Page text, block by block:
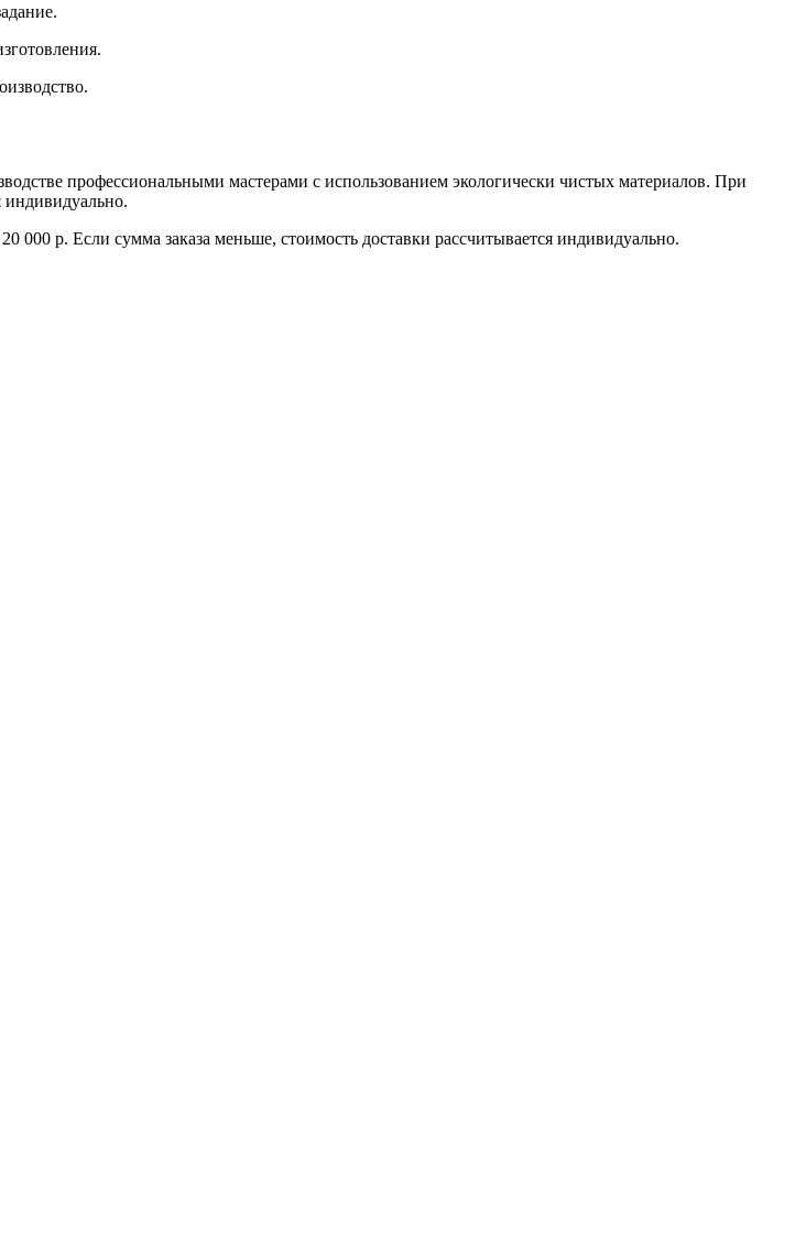
профессиональными мастерами с использованием экологически чистых материалов. При
индивидуально.
000 р. Если сумма заказа меньше, стоимость доставки рассчитывается индивидуально.